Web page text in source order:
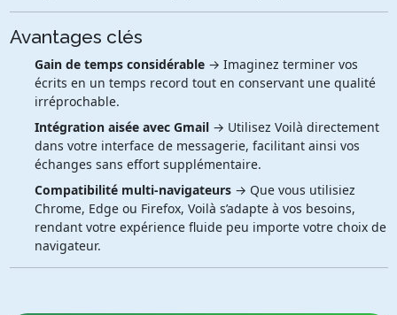
Avantages clés
Gain de temps considérable→ Imaginez terminer vos
écrits en un temps record tout en conservant une qualité
irréprochable.
Intégration aisée avec Gmail→ Utilisez Voilà directement
dans votre interface de messagerie, facilitant ainsi vos
échanges sans effort supplémentaire.
Compatibilité multi-navigateurs→ Que vous utilisiez
Chrome, Edge ou Firefox, Voilà s’adapte à vos besoins,
rendant votre expérience fluide peu importe votre choix de
navigateur.